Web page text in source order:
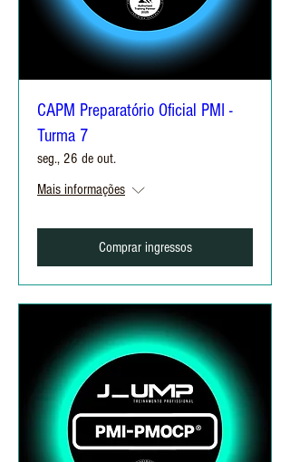
CAPM Preparatório Oficial PMI -
Turma 7
seg., 26 de out.
Mais informações
Comprar ingressos